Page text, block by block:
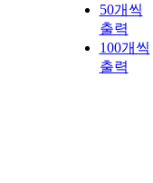
50개씩
출력
100개씩
출력